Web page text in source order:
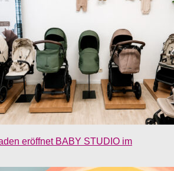
eröffnet BABY STUDIO im